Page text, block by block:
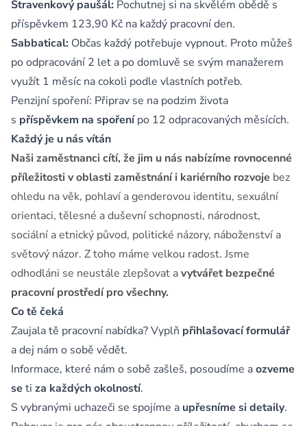
Stravenkový paušál: Pochutnej si na skvělém obědě s
příspěvkem 123,90 Kč na každý pracovní den.
Sabbatical: Občas každý potřebuje vypnout. Proto můžeš
po odpracování 2 let a po domluvě se svým manažerem
využít 1 měsíc na cokoli podle vlastních potřeb.
Penzijní spoření: Připrav se na podzim života
s příspěvkem na spořenípo 12 odpracovaných měsících.​​​​​​​​​​​​​​
Každý je u nás vítán
Naši zaměstnanci cítí, že jim u nás nabízíme rovnocenné
příležitosti v oblasti zaměstnání i kariérního rozvoje bez
ohledu na věk, pohlaví a genderovou identitu, sexuální
orientaci, tělesné a duševní schopnosti, národnost,
sociální a etnický původ, politické názory, náboženství a
světový názor. Z toho máme velkou radost. Jsme
odhodláni se neustále zlepšovat avytvářet bezpečné
pracovní prostředí pro všechny.
Co tě čeká
Zaujala tě pracovní nabídka? Vyplň přihlašovací formulář
a dej nám o sobě vědět.
Informace, které nám o sobě zašleš, posoudíme aozveme
se ti za každých okolností.
S vybranými uchazeči se spojíme a upřesníme si detaily.